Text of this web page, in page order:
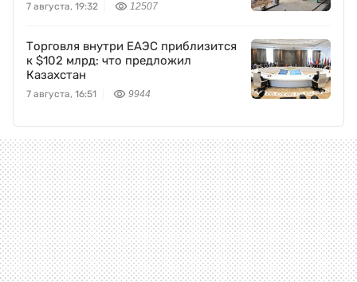
7 августа, 19:32 12507
Торговля внутри ЕАЭС приблизится
к $102 млрд: что предложил
Казахстан
7 августа, 16:51 9944